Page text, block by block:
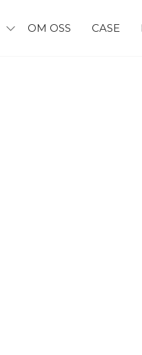
OM OSS CASE